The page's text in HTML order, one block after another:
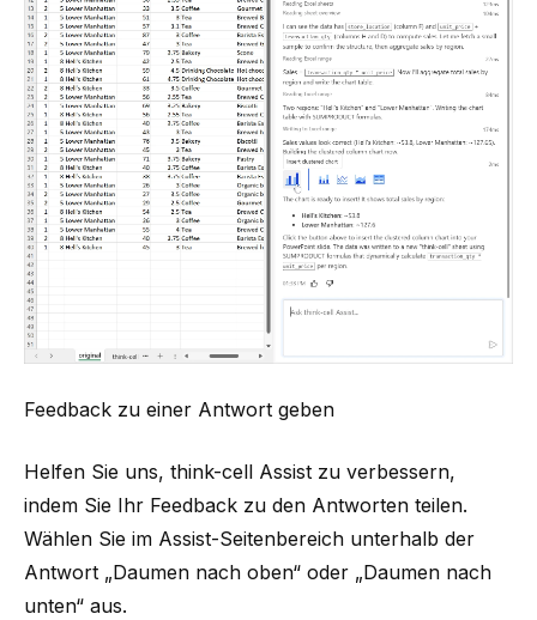
Feedback zu einer Antwort geben
Helfen Sie uns, think-cell Assist zu verbessern,
indem Sie Ihr Feedback zu den Antworten teilen.
Wählen Sie im Assist-Seitenbereich unterhalb der
Antwort „Daumen nach oben“ oder „Daumen nach
unten“ aus.